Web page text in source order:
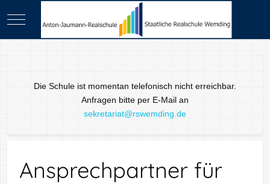
Mobile Menu Toggle
Die Schule ist momentan telefonisch nicht erreichbar.
Anfragen bitte per E-Mail an
sekretariat@rswemding.de
Ansprechpartner für